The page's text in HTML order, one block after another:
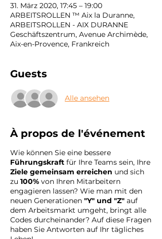
31. März 2020, 17:45 – 19:00
ARBEITSROLLEN ™ Aix la Duranne,
ARBEITSROLLEN - AIX DURANNE
Geschäftszentrum, Avenue Archimède,
Aix-en-Provence, Frankreich
Guests
Alle ansehen
À propos de l'événement
Wie können Sie eine bessere
Führungskraft für Ihre Teams sein, Ihre
Ziele gemeinsam erreichen und sich
zu 100% von Ihren Mitarbeitern
engagieren lassen? Wie man mit den
neuen Generationen "Y" und "Z" auf
dem Arbeitsmarkt umgeht, bringt alle
Codes durcheinander? Auf diese Fragen
haben Sie Antworten auf Ihr tägliches